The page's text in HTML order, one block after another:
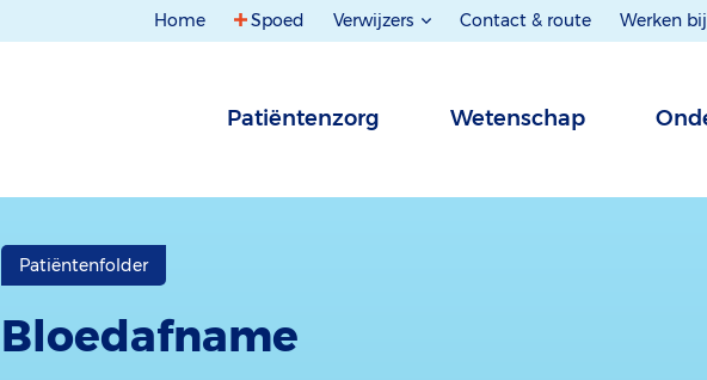
Home Spoed Verwijzers Contact & route Werken bij
Patiëntenzorg Wetenschap
Patiëntenfolder
Bloedafname